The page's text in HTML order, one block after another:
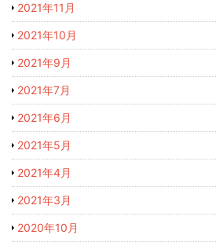
2021年11月
2021年10月
2021年9月
2021年7月
2021年6月
2021年5月
2021年4月
2021年3月
2020年10月